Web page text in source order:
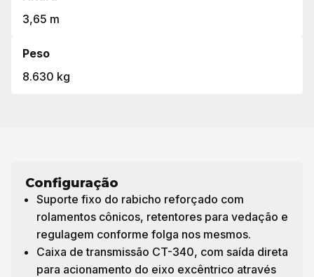
3,65 m
Peso
8.630 kg
Configuração
Suporte fixo do rabicho reforçado com
rolamentos cônicos, retentores para vedação e
regulagem conforme folga nos mesmos.
Caixa de transmissão CT-340, com saída direta
para acionamento do eixo excêntrico através